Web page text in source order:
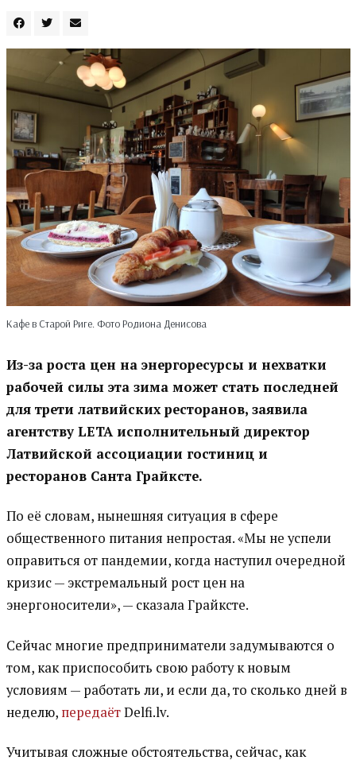
Кафе в Старой Риге. Фото Родиона Денисова
Из-за роста цен на энергоресурсы и нехватки
рабочей силы эта зима может стать последней
для трети латвийских ресторанов, заявила
агентству LЕТА исполнительный директор
Латвийской ассоциации гостиниц и
ресторанов Санта Грайксте.
По её словам, нынешняя ситуация в сфере
общественного питания непростая. «Мы не успели
оправиться от пандемии, когда наступил очередной
кризис — экстремальный рост цен на
энергоносители», — сказала Грайксте.
Cейчас многие предприниматели задумываются о
том, как приспособить свою работу к новым
условиям — работать ли, и если да, то сколько дней в
неделю, передаётDelfi.lv.
Учитывая сложные обстоятельства, сейчас, как